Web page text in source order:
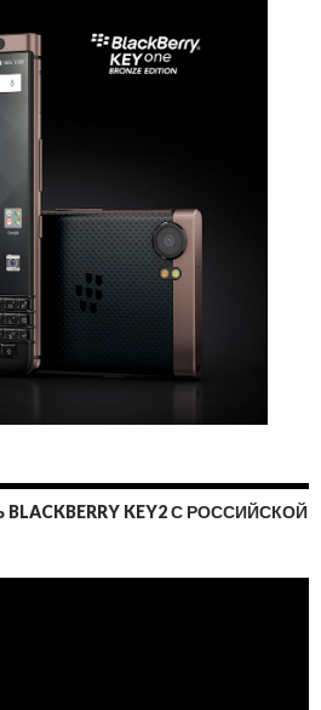
KEY2 С РОССИЙСКОЙ